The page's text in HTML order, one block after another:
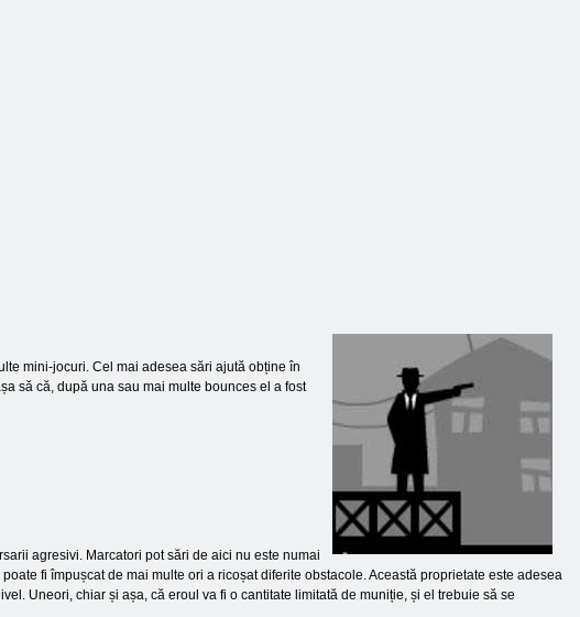
mini-jocuri. Cel mai adesea sări ajută obține în
să că, după una sau mai multe bounces el a fost
agresivi. Marcatori pot sări de aici nu este numai
fi împușcat de mai multe ori a ricoșat diferite obstacole. Această proprietate este adesea
Uneori, chiar și așa, că eroul va fi o cantitate limitată de muniție, și el trebuie să se